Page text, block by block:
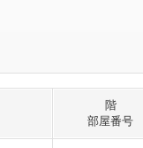
階
部屋番号